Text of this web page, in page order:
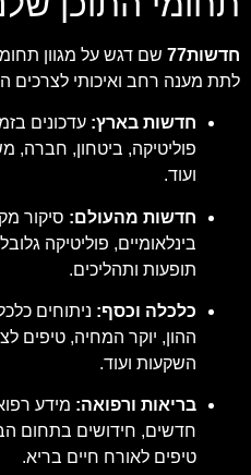
חדשות77
שם דגש על מגוון
לתת מענה רחב ואיכותי לצרכים
חדשות בארץ: עדכונים
פוליטיקה, ביטחון, חברה,
ועוד.
חדשות מהעולם: סיקור
בינלאומיים, פוליטיקה
תופעות ותהליכים.
כלכלה וכסף: ניתוחים
ההון, יוקר המחיה, טיפים
השקעות ועוד.
בריאות ורפואה: מידע
חדשים, חידושים בתחום
טיפים לאורח חיים בריא.